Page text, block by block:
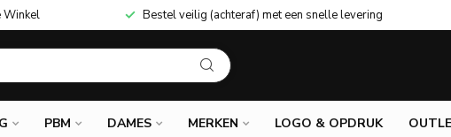
Winkel Bestel veilig (achteraf) met een snelle levering
PBM DAMES MERKEN LOGO & OPDRUK